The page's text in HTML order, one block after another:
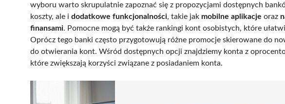
wyboru warto skrupulatnie zapoznać się z propozycjami dostępnych
koszty, ale i dodatkowe funkcjonalności, takie jak mobilne aplikacje oraz
finansami. Pomocne mogą być także rankingi kont osobistych, które
Oprócz tego banki często przygotowują różne promocje skierowane do
do otwierania kont. Wśród dostępnych opcji znajdziemy konta z
które zwiększają korzyści związane z posiadaniem konta.